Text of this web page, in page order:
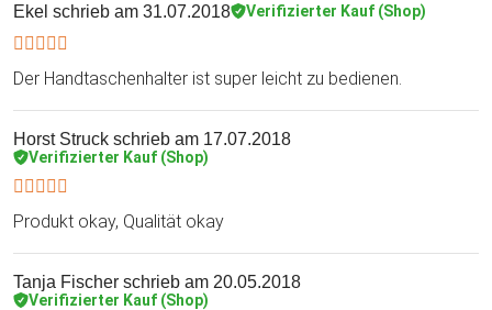
Ekel schrieb am 31.07.2018 Verifizierter Kauf (Shop)
Der Handtaschenhalter ist super leicht zu bedienen.
Horst Struck schrieb am 17.07.2018
Verifizierter Kauf (Shop)
Produkt okay, Qualität okay
Tanja Fischer schrieb am 20.05.2018
Verifizierter Kauf (Shop)